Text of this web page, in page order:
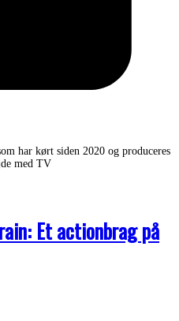
har kørt siden 2020 og produceres
med TV
Et actionbrag på